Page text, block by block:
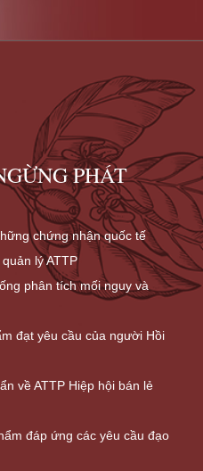
PHÁT
chứng nhận quốc tế
lý ATTP
phân tích mối nguy và
đạt yêu cầu của người Hồi
về ATTP Hiệp hội bán lẻ
đáp ứng các yêu cầu đạo